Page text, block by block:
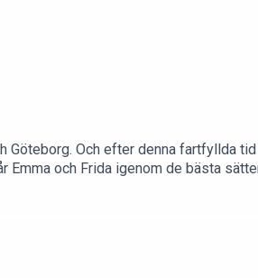
Göteborg. Och efter denna fartfyllda
Emma och Frida igenom de bästa
själ? Vilka metoder och produkter är
i boken Flawless!